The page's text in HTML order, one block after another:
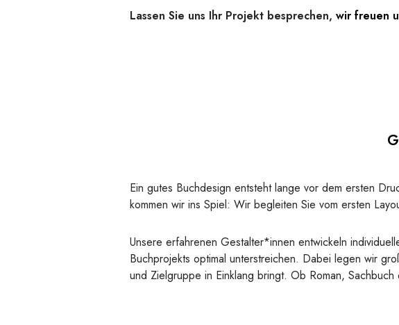
Lassen Sie uns Ihr Projekt besprechen, wir freuen
Ein gutes Buchdesign entsteht lange vor dem ersten
kommen wir ins Spiel: Wir begleiten Sie vom ersten
Unsere erfahrenen Gestalter*innen entwickeln
Buchprojekts optimal unterstreichen. Dabei legen wir
und Zielgruppe in Einklang bringt. Ob Roman,